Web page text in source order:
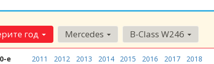
год
е 2011 2012 2013 2014 2015 2016 2017 2018
Mercedes B-Class W246